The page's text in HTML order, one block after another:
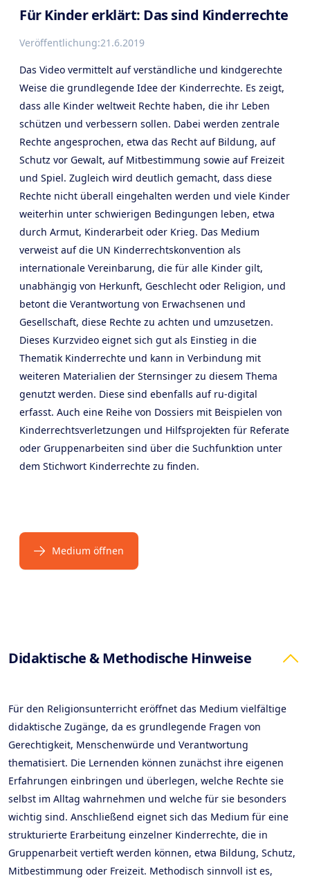
Für Kinder erklärt: Das sind Kinderrechte
Veröffentlichung:21.6.2019
Das Video vermittelt auf verständliche und kindgerechte
Weise die grundlegende Idee der Kinderrechte. Es zeigt,
dass alle Kinder weltweit Rechte haben, die ihr Leben
schützen und verbessern sollen. Dabei werden zentrale
Rechte angesprochen, etwa das Recht auf Bildung, auf
Schutz vor Gewalt, auf Mitbestimmung sowie auf Freizeit
und Spiel. Zugleich wird deutlich gemacht, dass diese
Rechte nicht überall eingehalten werden und viele Kinder
weiterhin unter schwierigen Bedingungen leben, etwa
durch Armut, Kinderarbeit oder Krieg. Das Medium
verweist auf die UN Kinderrechtskonvention als
internationale Vereinbarung, die für alle Kinder gilt,
unabhängig von Herkunft, Geschlecht oder Religion, und
betont die Verantwortung von Erwachsenen und
Gesellschaft, diese Rechte zu achten und umzusetzen.
Dieses Kurzvideo eignet sich gut als Einstieg in die
Thematik Kinderrechte und kann in Verbindung mit
weiteren Materialien der Sternsinger zu diesem Thema
genutzt werden. Diese sind ebenfalls auf ru-digital
erfasst. Auch eine Reihe von Dossiers mit Beispielen von
Kinderrechtsverletzungen und Hilfsprojekten für Referate
oder Gruppenarbeiten sind über die Suchfunktion unter
dem Stichwort Kinderrechte zu finden.
Medium öffnen
Products
Didaktische & Methodische Hinweise
Für den Religionsunterricht eröffnet das Medium vielfältige
didaktische Zugänge, da es grundlegende Fragen von
Gerechtigkeit, Menschenwürde und Verantwortung
thematisiert. Die Lernenden können zunächst ihre eigenen
Erfahrungen einbringen und überlegen, welche Rechte sie
selbst im Alltag wahrnehmen und welche für sie besonders
wichtig sind. Anschließend eignet sich das Medium für eine
strukturierte Erarbeitung einzelner Kinderrechte, die in
Gruppenarbeit vertieft werden können, etwa Bildung, Schutz,
Mitbestimmung oder Freizeit. Methodisch sinnvoll ist es,